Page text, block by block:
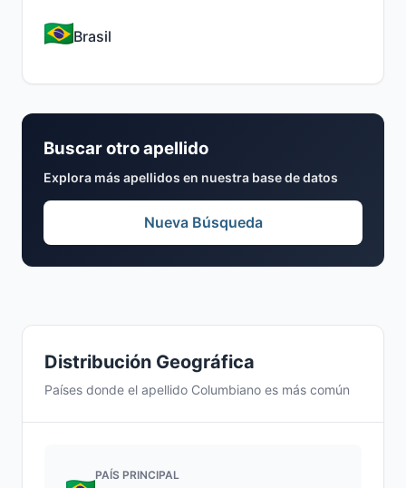
Distribución Geográfica
Países donde el apellido Columbiano es más común
PAÍS PRINCIPAL
Brasil
Buscar otro apellido
Explora más apellidos en nuestra base de datos
Nueva Búsqueda